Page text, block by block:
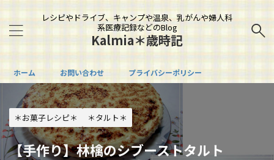
レシピやドライブ、キャンプや温泉、乳がんや婦人科
系医療記録などのBlog
Kalmia＊歳時記
ホーム お問い合わせ プライバシーポリシー
＊お菓子レシピ＊ ＊タルト＊
【手作り】林檎のシブーストタルト